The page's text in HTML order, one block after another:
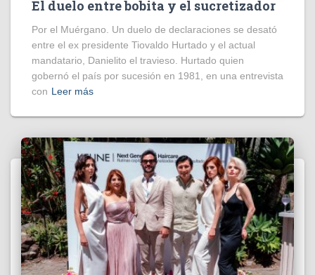
El duelo entre bobita y el sucretizador
Por el Muérgano. Un duelo de declaraciones se desató
entre el ex presidente Tiovaldo Hurtado y el actual
mandatario, Danielito el travieso. Hurtado quien
gobernó el país por sucesión en 1981, en una entrevista
con Leer más